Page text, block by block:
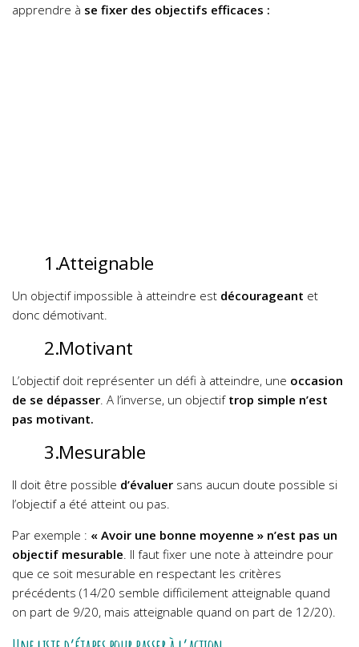
apprendre à se fixer des objectifs efficaces :
1.Atteignable
Un objectif impossible à atteindre est décourageant et
donc démotivant.
2.Motivant
L’objectif doit représenter un défi à atteindre, une occasion
de se dépasser . A l’inverse, un objectif trop simple n’est
pas motivant.
3.Mesurable
Il doit être possible d’évaluer sans aucun doute possible si
l’objectif a été atteint ou pas.
Par exemple : « Avoir une bonne moyenne » n’est pas un
objectif mesurable . Il faut fixer une note à atteindre pour
que ce soit mesurable en respectant les critères
précédents (14/20 semble difficilement atteignable quand
on part de 9/20, mais atteignable quand on part de 12/20).